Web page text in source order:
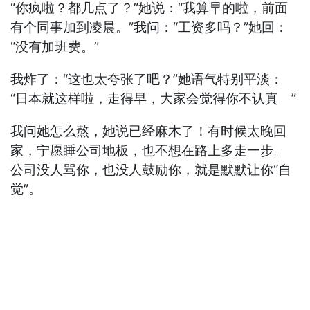
“你疯啦？都几点了？”她说：“我算早的啦，前面
有个同事加到凌晨。”我问：“工资多吗？”她回：
“没有加班费。”
我炸了：“这也太夸张了吧？”她语气特别平淡：
“日本就这样啦，走得早，大家会觉得你不认真。”
我问她怎么熬，她说已经麻木了！有时候太晚回
家，宁愿睡公司地板，也不想在路上多走一步。
公司没人骂你，也没人鼓励你，就是默默让你“自
觉”。